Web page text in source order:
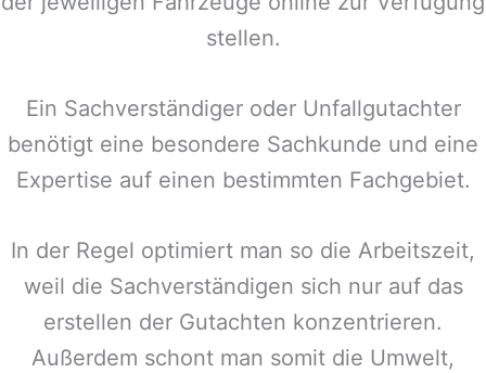
stellen.
Ein Sachverständiger oder Unfallgutachter
benötigt eine besondere Sachkunde und eine
Expertise auf einen bestimmten Fachgebiet.
In der Regel optimiert man so die Arbeitszeit,
weil die Sachverständigen sich nur auf das
erstellen der Gutachten konzentrieren.
Außerdem schont man somit die Umwelt,